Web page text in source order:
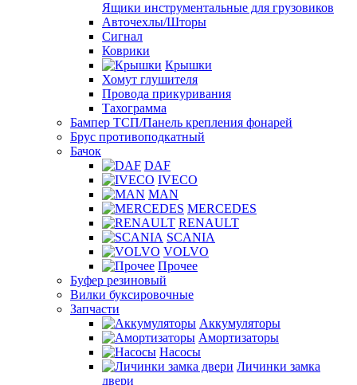
Ящики инструментальные для грузовиков
Авточехлы/Шторы
Сигнал
Коврики
Крышки
Хомут глушителя
Провода прикуривания
Тахограмма
Бампер ТСП/Панель крепления фонарей
Брус противоподкатный
Бачок
DAF
IVECO
MAN
MERCEDES
RENAULT
SCANIA
VOLVO
Прочее
Буфер резиновый
Вилки буксировочные
Запчасти
Аккумуляторы
Амортизаторы
Насосы
Личинки замка
двери